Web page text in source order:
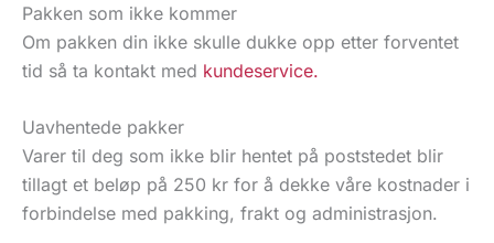
Pakken som ikke kommer
Om pakken din ikke skulle dukke opp etter forventet
tid så ta kontakt med kundeservice.
Uavhentede pakker
Varer til deg som ikke blir hentet på poststedet blir
tillagt et beløp på 250 kr for å dekke våre kostnader i
forbindelse med pakking, frakt og administrasjon.